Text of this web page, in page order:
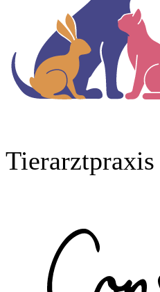
Tierarztpraxis